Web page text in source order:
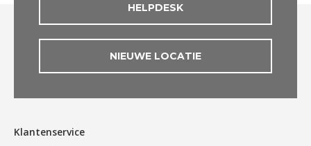
HELPDESK
NIEUWE LOCATIE
Klantenservice